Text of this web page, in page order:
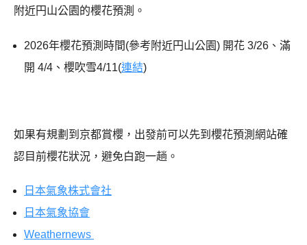
附近円山公園的櫻花預測。
2026年櫻花預測時間(參考附近円山公園) 開花 3/26、滿
開 4/4、櫻吹雪4/11(連結)
如果有規劃到京都賞櫻，出發前可以先到櫻花預測網站確
認目前櫻花狀況，避免白跑一趟。
日本氣象株式會社
日本氣象協會
Weathernews